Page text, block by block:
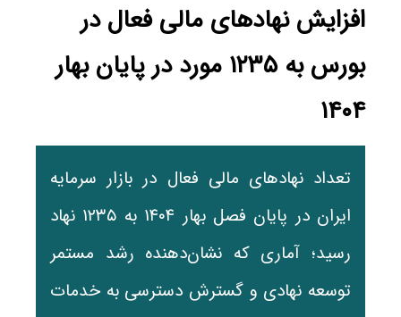
افزایش نهادهای مالی فعال در
بورس به ۱۲۳۵ مورد در پایان بهار
۱۴۰۴
تعداد نهادهای مالی فعال در بازار سرمایه
ایران در پایان فصل بهار ۱۴۰۴ به ۱۲۳۵ نهاد
رسید؛ آماری که نشان‌دهنده رشد مستمر
توسعه نهادی و گسترش دسترسی به خدمات